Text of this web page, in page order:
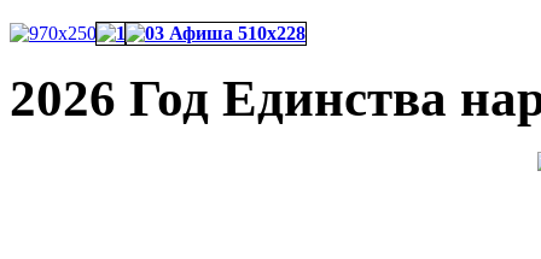
2026 Год Единства